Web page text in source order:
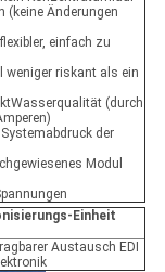
(keine Änderungen
einfach zu
weniger riskant als ein
(durch
der
Modul
Einheit
Austausch EDI